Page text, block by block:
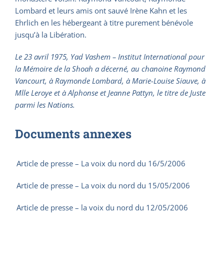
Lombard et leurs amis ont sauvé Irène Kahn et les
Ehrlich en les hébergeant à titre purement bénévole
jusqu’à la Libération.
Le 23 avril 1975, Yad Vashem – Institut International pour
la Mémoire de la Shoah a décerné, au chanoine Raymond
Vancourt, à Raymonde Lombard, à Marie-Louise Siauve, à
Mlle Leroye et à Alphonse et Jeanne Pattyn, le titre de Juste
parmi les Nations.
Documents annexes
Article de presse – La voix du nord du 16/5/2006
Article de presse – La voix du nord du 15/05/2006
Article de presse – la voix du nord du 12/05/2006